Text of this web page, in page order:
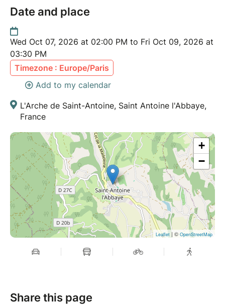
Date and place
Wed Oct 07, 2026 at 02:00 PM to Fri Oct 09, 2026 at
03:30 PM
Timezone : Europe/Paris
Add to my calendar
L'Arche de Saint-Antoine, Saint Antoine l'Abbaye,
France
+
−
Leaflet | © OpenStreetMap
Share this page